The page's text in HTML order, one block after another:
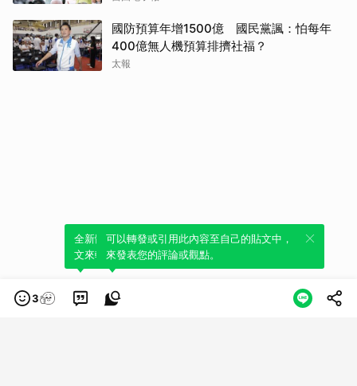
國防預算年增1500億 國民黨諷：怕每年
400億無人機預算排擠社福？
太報
3
全新體驗！一鍵引用此內容，透過發布貼
文來輕鬆表達個人立場。
可以轉發或引用此內容至自己的貼文中，
來發表您的評論或觀點。